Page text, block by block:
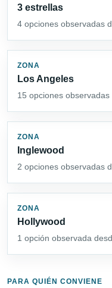
3 estrellas
4 opciones observadas
ZONA
Los Angeles
15 opciones
ZONA
Inglewood
2 opciones observadas
ZONA
Hollywood
1 opción observada
PARA QUIÉN CONVIENE